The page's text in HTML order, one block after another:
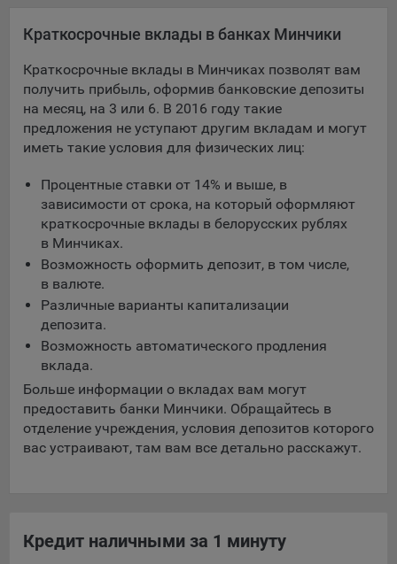
сервис показа контекстной рекламы. Адрес: Yandex
Google Ads - сервис показа контекстной рекламы,
предоставляемый компанией Google Ireland Ltd, Gordon
House Barrow Street Dublin 4, D04E5W5 Ireland.
Сохранить по умолчанию
Краткосрочные вклады в банках Минчики
Краткосрочные вклады в Минчиках позволят вам
получить прибыль, оформив банковские депозиты
на месяц, на 3 или 6. В 2016 году такие
предложения не уступают другим вкладам и могут
иметь такие условия для физических лиц:
Процентные ставки от 14% и выше, в
зависимости от срока, на который оформляют
краткосрочные вклады в белорусских рублях
в Минчиках.
Возможность оформить депозит, в том числе,
в валюте.
Различные варианты капитализации
депозита.
Возможность автоматического продления
вклада.
Больше информации о вкладах вам могут
предоставить банки Минчики. Обращайтесь в
отделение учреждения, условия депозитов которого
вас устраивают, там вам все детально расскажут.
Кредит наличными за 1 минуту